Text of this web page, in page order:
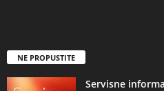
NE PROPUSTITE
Servisne